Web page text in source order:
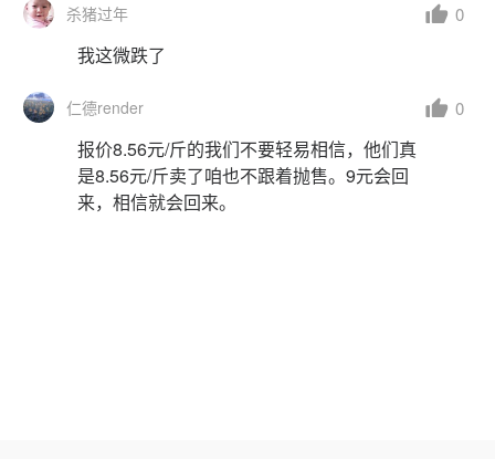
杀猪过年 0
我这微跌了
仁德render 0
报价8.56元/斤的我们不要轻易相信，他们真
是8.56元/斤卖了咱也不跟着抛售。9元会回
来，相信就会回来。